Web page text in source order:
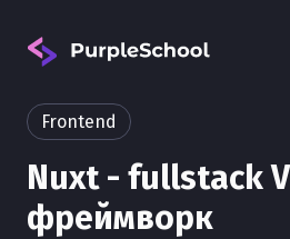
Frontend
Nuxt - fullstack
фреймворк